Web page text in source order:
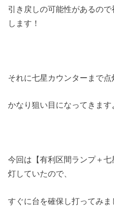
引き戻しの可能性があるの
します！
それに七星カウンターまで点
かなり狙い目になってきま
今回は【有利区間ランプ＋
灯していたので、
すぐに台を確保し打ってみま